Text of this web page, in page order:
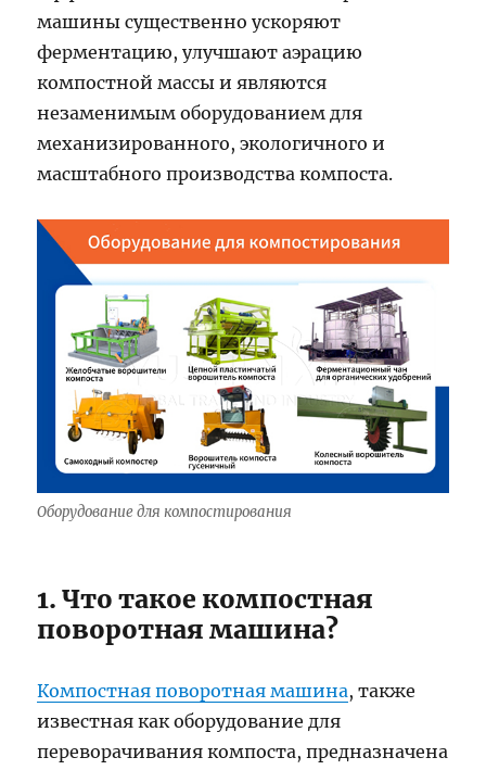
машины существенно ускоряют
ферментацию, улучшают аэрацию
компостной массы и являются
незаменимым оборудованием для
механизированного, экологичного и
масштабного производства компоста.
Оборудование для компостирования
1. Что такое компостная
поворотная машина?
Компостная поворотная машина, также
известная как оборудование для
переворачивания компоста, предназначена